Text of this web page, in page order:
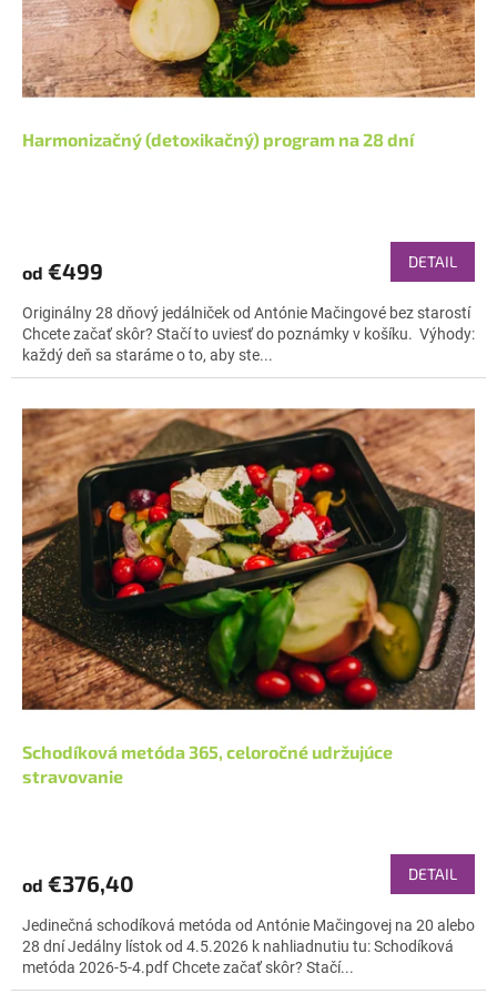
Harmonizačný (detoxikačný) program na 28 dní
je
z
5
hviezdičiek.
od €499 DETAIL
Originálny 28 dňový jedálniček od Antónie Mačingové bez starostí
Chcete začať skôr? Stačí to uviesť do poznámky v košíku. Výhody:
každý deň sa staráme o to, aby ste...
Schodíková metóda 365, celoročné udržujúce
stravovanie
je
z
5
hviezdičiek.
od €376,40 DETAIL
Jedinečná schodíková metóda od Antónie Mačingovej na 20 alebo
28 dní Jedálny lístok od 4.5.2026 k nahliadnutiu tu: Schodíková
metóda 2026-5-4.pdf Chcete začať skôr? Stačí...